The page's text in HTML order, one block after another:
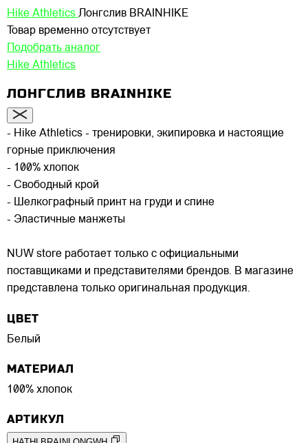
Hike Athletics Лонгслив BRAINHIKE
Товар временно отсутствует
Подобрать аналог
Hike Athletics
ЛОНГСЛИВ BRAINHIKE
- Hike Athletics - тренировки, экипировка и настоящие
горные приключения
- 100% хлопок
- Свободный крой
- Шелкографный принт на груди и спине
- Эластичные манжеты
NUW store работает только с официальными
поставщиками и представителями брендов. В магазине
представлена только оригинальная продукция.
ЦВЕТ
Белый
МАТЕРИАЛ
100% хлопок
АРТИКУЛ